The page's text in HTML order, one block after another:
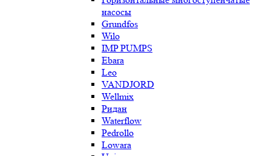
насосы
Grundfos
Wilo
IMP PUMPS
Ebara
Leo
VANDJORD
Wellmix
Ридан
Waterflow
Pedrollo
Lowara